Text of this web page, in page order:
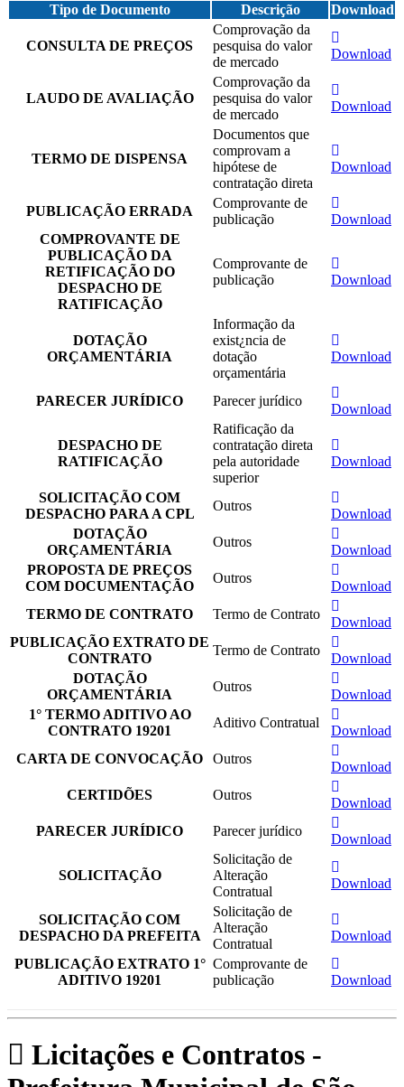
Tipo de Documento
Descrição Download
CONSULTA DE PREÇOS
Comprovação da
pesquisa do valor
de mercado
Download
LAUDO DE AVALIAÇÃO
Comprovação da
pesquisa do valor
de mercado
Download
TERMO DE DISPENSA
Documentos que
comprovam a
hipótese de
contratação direta
Download
PUBLICAÇÃO ERRADA
Comprovante de
publicação
Download
COMPROVANTE DE
PUBLICAÇÃO DA
RETIFICAÇÃO DO
DESPACHO DE
RATIFICAÇÃO
Comprovante de
publicação
Download
DOTAÇÃO
ORÇAMENTÁRIA
Informação da
exist¿ncia de
dotação
orçamentária
Download
PARECER JURÍDICO Parecer jurídico
Download
DESPACHO DE
RATIFICAÇÃO
Ratificação da
contratação direta
pela autoridade
superior
Download
SOLICITAÇÃO COM
DESPACHO PARA A CPL
Outros
Download
DOTAÇÃO
ORÇAMENTÁRIA
Outros
Download
PROPOSTA DE PREÇOS
COM DOCUMENTAÇÃO
Outros
Download
TERMO DE CONTRATO
Termo de Contrato
Download
PUBLICAÇÃO EXTRATO DE
CONTRATO
Termo de Contrato
Download
DOTAÇÃO
ORÇAMENTÁRIA
Outros
Download
1° TERMO ADITIVO AO
CONTRATO 19201
Aditivo Contratual
Download
CARTA DE CONVOCAÇÃO
Outros
Download
CERTIDÕES
Outros
Download
PARECER JURÍDICO
Parecer jurídico
Download
SOLICITAÇÃO
Solicitação de
Alteração
Contratual
Download
SOLICITAÇÃO COM
DESPACHO DA PREFEITA
Solicitação de
Alteração
Contratual
Download
PUBLICAÇÃO EXTRATO 1°
ADITIVO 19201
Comprovante de
publicação
Download
Licitações e Contratos -